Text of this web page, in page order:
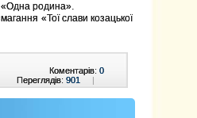
родина».
«Тої слави козацької
Коментарів: 0
Переглядів: 901 |